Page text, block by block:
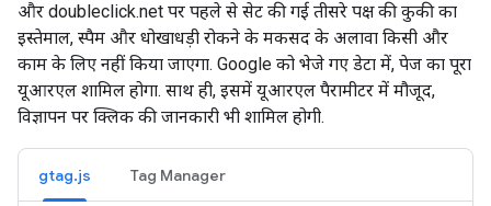
और doubleclick.net पर पहले से सेट की गई तीसरे पक्ष की कुकी का
इस्तेमाल, स्पैम और धोखाधड़ी रोकने के मकसद के अलावा किसी और
काम के लिए नहीं किया जाएगा. Google को भेजे गए डेटा में, पेज का पूरा
यूआरएल शामिल होगा. साथ ही, इसमें यूआरएल पैरामीटर में मौजूद,
विज्ञापन पर क्लिक की जानकारी भी शामिल होगी.
gtag.js Tag Manager